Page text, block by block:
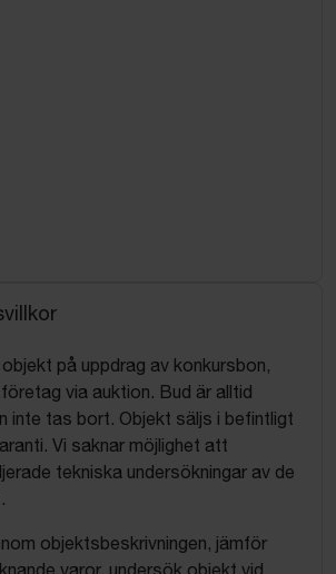
på uppdrag av konkursbon,
via auktion. Bud är alltid
inte tas bort. Objekt säljs i befintligt
Vi saknar möjlighet att
tekniska undersökningar av de
objektsbeskrivningen, jämför